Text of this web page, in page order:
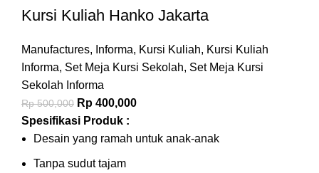
Kursi Kuliah Hanko Jakarta
Manufactures, Informa, Kursi Kuliah, Kursi Kuliah
Informa, Set Meja Kursi Sekolah, Set Meja Kursi
Sekolah Informa
Rp500,000 Rp 400,000
Spesifikasi Produk :
Desain yang ramah untuk anak-anak
Tanpa sudut tajam